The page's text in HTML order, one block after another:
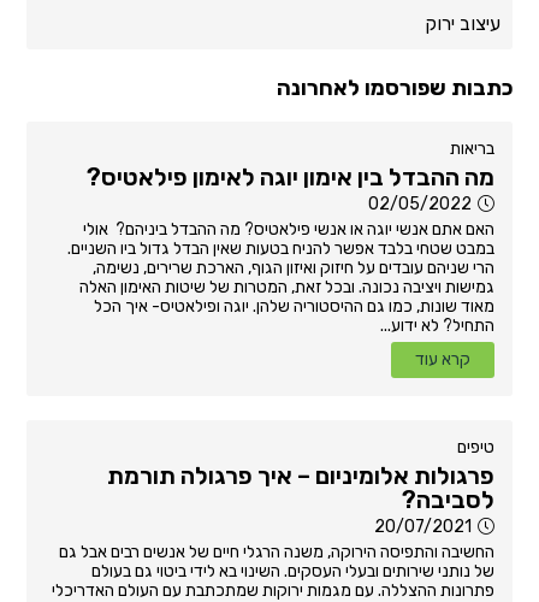
עיצוב ירוק
כתבות שפורסמו לאחרונה
בריאות
מה ההבדל בין אימון יוגה לאימון פילאטיס?
02/05/2022
האם אתם אנשי יוגה או אנשי פילאטיס? מה ההבדל ביניהם? אולי
במבט שטחי בלבד אפשר להניח בטעות שאין הבדל גדול ביו השניים.
הרי שניהם עובדים על חיזוק ואיזון הגוף, הארכת שרירים, נשימה,
גמישות ויציבה נכונה. ובכל זאת, המטרות של שיטות האימון האלה
מאוד שונות, כמו גם ההיסטוריה שלהן. יוגה ופילאטיס- איך הכל
התחיל? לא ידוע...
קרא עוד
טיפים
פרגולות אלומיניום – איך פרגולה תורמת
לסביבה?
20/07/2021
החשיבה והתפיסה הירוקה, משנה הרגלי חיים של אנשים רבים אבל גם
של נותני שירותים ובעלי העסקים. השינוי בא לידי ביטוי גם בעולם
פתרונות ההצללה. עם מגמות ירוקות שמתכתבת עם העולם האדריכלי